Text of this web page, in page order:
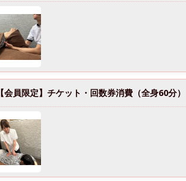
【会員限定】チケット・回数券消費（全身60分）